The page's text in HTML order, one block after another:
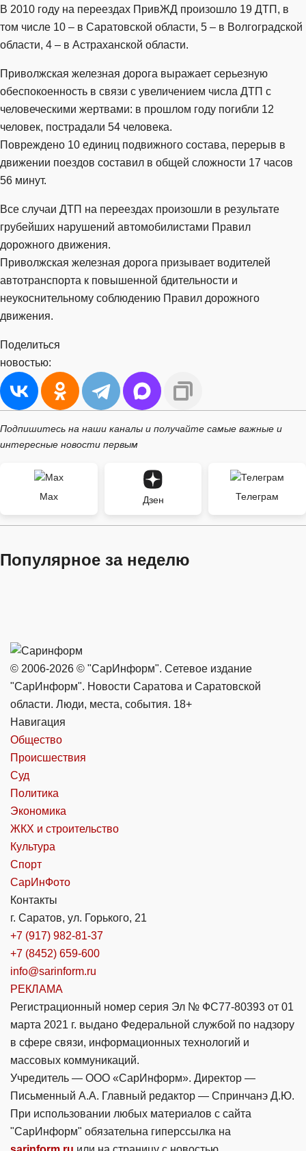
В 2010 году на переездах ПривЖД произошло 19 ДТП, в
том числе 10 – в Саратовской области, 5 – в Волгоградской
области, 4 – в Астраханской области.
Приволжская железная дорога выражает серьезную
обеспокоенность в связи с увеличением числа ДТП с
человеческими жертвами: в прошлом году погибли 12
человек, пострадали 54 человека.
Повреждено 10 единиц подвижного состава, перерыв в
движении поездов составил в общей сложности 17 часов
56 минут.
Все случаи ДТП на переездах произошли в результате
грубейших нарушений автомобилистами Правил
дорожного движения.
Приволжская железная дорога призывает водителей
автотранспорта к повышенной бдительности и
неукоснительному соблюдению Правил дорожного
движения.
Поделиться
новостью:
Подпишитесь на наши каналы и получайте самые важные и
интересные новости первым
Max Дзен Телеграм
Популярное за неделю
© 2006-2026 © "СарИнформ". Сетевое издание
"СарИнформ". Новости Саратова и Саратовской
области. Люди, места, события. 18+
Навигация
Общество
Происшествия
Суд
Политика
Экономика
ЖКХ и строительство
Культура
Спорт
СарИнФото
Контакты
г. Саратов, ул. Горького, 21
+7 (917) 982-81-37
+7 (8452) 659-600
info@sarinform.ru
РЕКЛАМА
Регистрационный номер серия Эл № ФС77-80393 от 01
марта 2021 г. выдано Федеральной службой по надзору
в сфере связи, информационных технологий и
массовых коммуникаций.
Учредитель — ООО «СарИнформ». Директор —
Письменный А.А. Главный редактор — Спринчанэ Д.Ю.
При использовании любых материалов с сайта
"СарИнформ" обязательна гиперссылка на